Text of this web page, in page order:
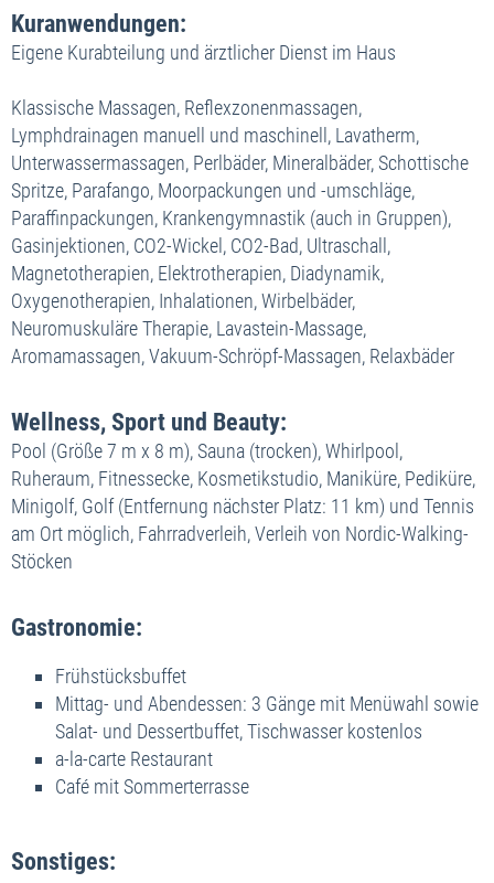
Kuranwendungen:
Eigene Kurabteilung und ärztlicher Dienst im Haus
Klassische Massagen, Reflexzonenmassagen,
Lymphdrainagen manuell und maschinell, Lavatherm,
Unterwassermassagen, Perlbäder, Mineralbäder, Schottische
Spritze, Parafango, Moorpackungen und -umschläge,
Paraffinpackungen, Krankengymnastik (auch in Gruppen),
Gasinjektionen, CO2-Wickel, CO2-Bad, Ultraschall,
Magnetotherapien, Elektrotherapien, Diadynamik,
Oxygenotherapien, Inhalationen, Wirbelbäder,
Neuromuskuläre Therapie, Lavastein-Massage,
Aromamassagen, Vakuum-Schröpf-Massagen, Relaxbäder
Wellness, Sport und Beauty:
Pool (Größe 7 m x 8 m), Sauna (trocken), Whirlpool,
Ruheraum, Fitnessecke, Kosmetikstudio, Maniküre, Pediküre,
Minigolf, Golf (Entfernung nächster Platz: 11 km) und Tennis
am Ort möglich, Fahrradverleih, Verleih von Nordic-Walking-
Stöcken
Gastronomie:
Frühstücksbuffet
Mittag- und Abendessen: 3 Gänge mit Menüwahl sowie
Salat- und Dessertbuffet, Tischwasser kostenlos
a-la-carte Restaurant
Café mit Sommerterrasse
Sonstiges: